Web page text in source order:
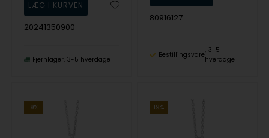
20241350900
Fjernlager 3-5 hverdage
80916127
Bestillingsvare
3-5
hverdage
19% 19%